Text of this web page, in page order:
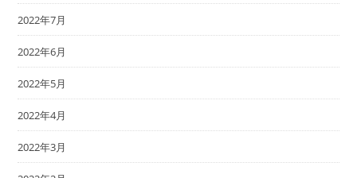
2022年7月
2022年6月
2022年5月
2022年4月
2022年3月